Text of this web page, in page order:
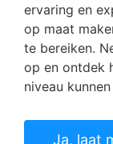
ervaring en
op maat
te bereiken.
op en ontdek
niveau
Ja, laat